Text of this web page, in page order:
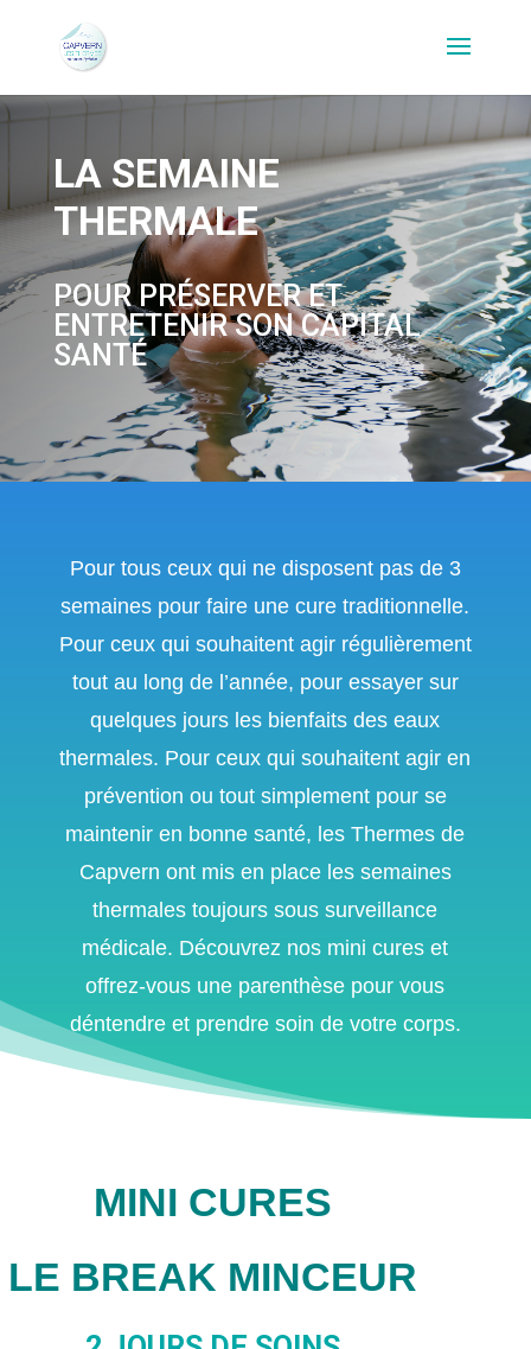
LA SEMAINE
THERMALE
POUR PRÉSERVER ET
ENTRETENIR SON CAPITAL
SANTÉ
Pour tous ceux qui ne disposent pas de 3
semaines pour faire une cure traditionnelle.
Pour ceux qui souhaitent agir régulièrement
tout au long de l’année, pour essayer sur
quelques jours les bienfaits des eaux
thermales. Pour ceux qui souhaitent agir en
prévention ou tout simplement pour se
maintenir en bonne santé, les Thermes de
Capvern ont mis en place les semaines
thermales toujours sous surveillance
médicale. Découvrez nos mini cures et
offrez-vous une parenthèse pour vous
déntendre et prendre soin de votre corps.
MINI CURES
LE BREAK MINCEUR